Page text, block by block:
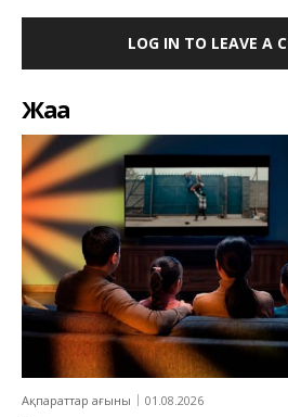
LOG IN TO LEAVE A
Жаңа
Ақпараттар ағыны 01.08.2026